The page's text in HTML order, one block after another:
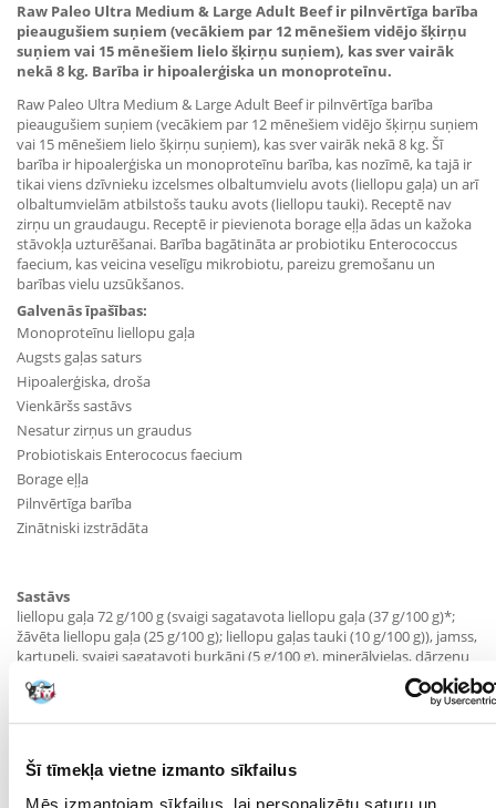
Šī tīmekļa vietne izmanto sīkfailus
Raw Paleo Ultra Medium & Large Adult Beef ir pilnvērtīga barība
pieaugušiem suņiem (vecākiem par 12 mēnešiem vidējo šķirņu
suņiem vai 15 mēnešiem lielo šķirņu suņiem), kas sver vairāk
nekā 8 kg. Barība ir hipoalerģiska un monoproteīnu.
Raw Paleo Ultra Medium & Large Adult Beef ir pilnvērtīga barība
pieaugušiem suņiem (vecākiem par 12 mēnešiem vidējo šķirņu suņiem
vai 15 mēnešiem lielo šķirņu suņiem), kas sver vairāk nekā 8 kg. Šī
barība ir hipoalerģiska un monoproteīnu barība, kas nozīmē, ka tajā ir
tikai viens dzīvnieku izcelsmes olbaltumvielu avots (liellopu gaļa) un arī
olbaltumvielām atbilstošs tauku avots (liellopu tauki). Receptē nav
zirņu un graudaugu. Receptē ir pievienota borage eļļa ādas un kažoka
stāvokļa uzturēšanai. Barība bagātināta ar probiotiku Enterococcus
faecium, kas veicina veselīgu mikrobiotu, pareizu gremošanu un
barības vielu uzsūkšanos.
Galvenās īpašības:
Monoproteīnu liellopu gaļa
Augsts gaļas saturs
Hipoalerģiska, droša
Vienkāršs sastāvs
Nesatur zirņus un graudus
Probiotiskais Enterococus faecium
Borage eļļa
Pilnvērtīga barība
Zinātniski izstrādāta
Sastāvs
liellopu gaļa 72 g/100 g (svaigi sagatavota liellopu gaļa (37 g/100 g)*;
žāvēta liellopu gaļa (25 g/100 g); liellopu gaļas tauki (10 g/100 g)), jamss,
kartupeļi, svaigi sagatavoti burkāni (5 g/100 g), minerālvielas, dārzeņu
buljons, laša eļļa (0,5 g/100 g), fruktooligosaharīdi (0,05 g/100 g),
mannanoligosaharīdi (0,035 g/100 g), Borago officinalis borage eļļa
jēlproteīns: 28,5 %, neapstrādāti tauki: 16 %, neapstrādāta šķiedrviela: